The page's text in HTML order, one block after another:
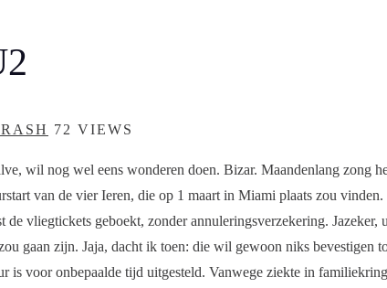
72 VIEWS
wil nog wel eens wonderen doen. Bizar. Maandenlang zong
van de vier Ieren, die op 1 maart in Miami plaats zou
de vliegtickets geboekt, zonder annuleringsverzekering.
gaan zijn. Jaja, dacht ik toen: die wil gewoon niks bevestigen
is voor onbepaalde tijd uitgesteld. Vanwege ziekte in